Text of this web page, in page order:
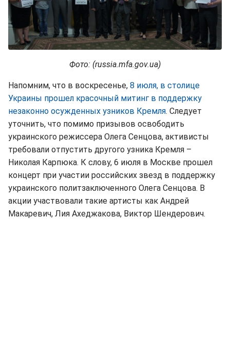
Фото: (russia.mfa.gov.ua)
Напомним, что в воскресенье, 8 июля, в столице
Украины прошел красочный митинг в поддержку
незаконно осужденных узников Кремля. Следует
уточнить, что помимо призывов освободить
украинского режиссера Олега Сенцова, активисты
требовали отпустить другого узника Кремля –
Николая Карпюка. К слову, 6 июля в Москве прошел
концерт при участии российских звезд в поддержку
украинского политзаключенного Олега Сенцова. В
акции участвовали такие артисты как Андрей
Макаревич, Лия Ахеджакова, Виктор Шендерович.